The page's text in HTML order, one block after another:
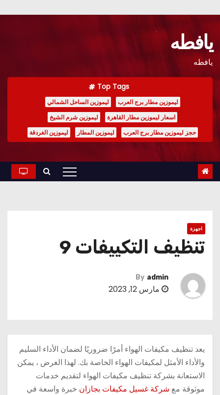
Skip
content
يافطه
يافطه
Top Tags
ليموزين مطار برج العرب
ليموزين الساحل الشمالي
اسعار ليموزين مطار القاهرة
ليموزين شرم الشيخ
حجز ليموزين مطار برج العرب
ليموزين المطار ليموزين الغردقة
اجهزة
تنظيف التكييفات 9
By admin
مارس 12, 2023
يعد تنظيف مكيفات الهواء أمرًا ضروريًا لضمان الأداء السليم
والأداء الأمثل لمكيفات الهواء الخاصة بك. لهذا الغرض ، يمكن
الاستعانة بشركة تنظيف مكيفات الهواء لتقديم خدمات
موثوقة مع شركة غسيل مكيفات بجازان خبرة واسعة في